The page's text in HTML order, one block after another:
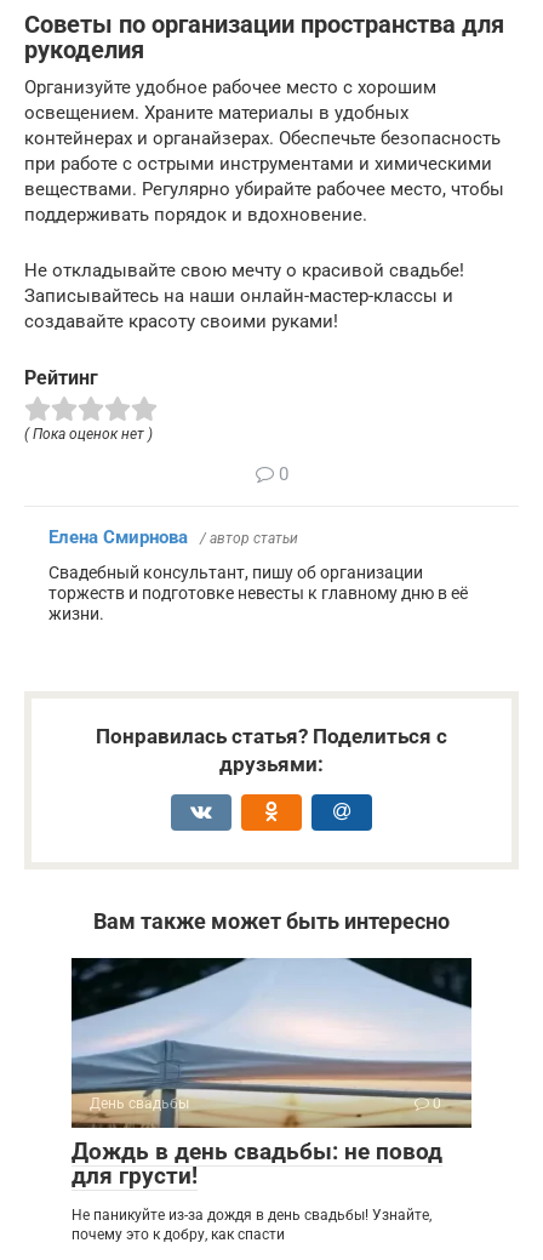
Советы по организации пространства для
рукоделия
Организуйте удобное рабочее место с хорошим
освещением. Храните материалы в удобных
контейнерах и органайзерах. Обеспечьте безопасность
при работе с острыми инструментами и химическими
веществами. Регулярно убирайте рабочее место, чтобы
поддерживать порядок и вдохновение.
Не откладывайте свою мечту о красивой свадьбе!
Записывайтесь на наши онлайн-мастер-классы и
создавайте красоту своими руками!
Рейтинг
( Пока оценок нет )
0
Елена Смирнова / автор статьи
Свадебный консультант, пишу об организации
торжеств и подготовке невесты к главному дню в её
жизни.
Понравилась статья? Поделиться с
друзьями:
Вам также может быть интересно
День свадьбы 0
Дождь в день свадьбы: не повод
для грусти!
Не паникуйте из-за дождя в день свадьбы! Узнайте,
почему это к добру, как спасти